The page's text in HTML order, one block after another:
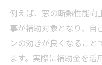
例えば、窓の断熱性能向
事が補助対象となり、自
ンの効きが良くなること
ます。実際に補助金を活